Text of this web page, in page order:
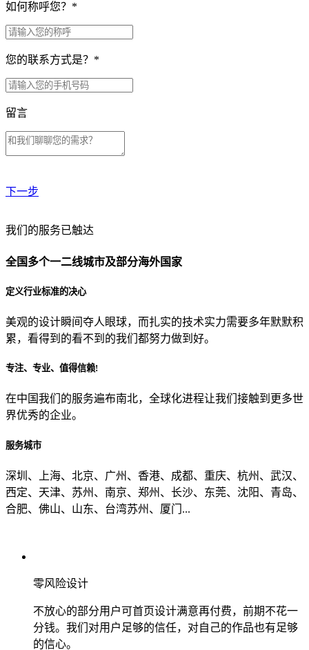
如何称呼您？ *
您的联系方式是？ *
留言
下一步
贵公司预算范围是？
贵公司的团队规模是？
目前主要的营销渠道是？
我们的服务已触达
全国多个一二线城市及部分海外国家
定义行业标准的决心
美观的设计瞬间夺人眼球，而扎实的技术实力需要多年默默积
累，看得到的看不到的我们都努力做到好。
专注、专业、值得信赖!
在中国我们的服务遍布南北，全球化进程让我们接触到更多世
界优秀的企业。
服务城市
深圳、上海、北京、广州、香港、成都、重庆、杭州、武汉、
西定、天津、苏州、南京、郑州、长沙、东莞、沈阳、青岛、
合肥、佛山、山东、台湾苏州、厦门...
零风险设计
不放心的部分用户可首页设计满意再付费，前期不花一
分钱。我们对用户足够的信任，对自己的作品也有足够
的信心。